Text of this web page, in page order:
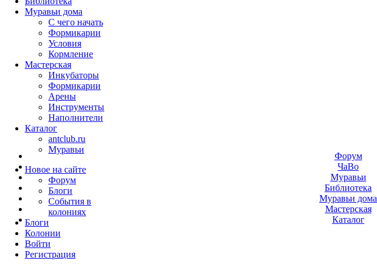
Муравьи дома
С чего начать
Формикарии
Условия
Кормление
Мастерская
Инкубаторы
Формикарии
Арены
Инструменты
Наполнители
Каталог
antclub.ru
Муравьи
Новое на сайте
Форум
Блоги
События в
колониях
Блоги
Колонии
Войти
Peгиcтpaция
Форум
ЧаВо
Муравьи
Библиотека
Муравьи дома
Мастерская
Каталог